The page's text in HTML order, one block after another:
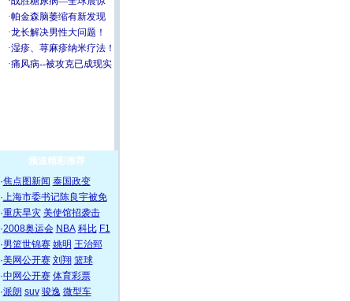
频道精彩推荐
·焦点图新闻 泰国政变
·上海市委书记陈良宇被免
·重庆旱灾 美使馆招袭击
·2008奥运会 NBA 科比 F1
·男篮世锦赛 姚明 王治郅
·美网公开赛 刘翔 篮球
·中网公开赛 体育彩票
·派朗 suv 骏逸 微型车